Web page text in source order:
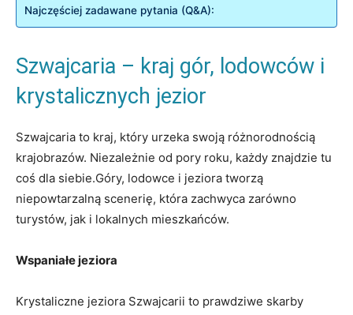
Najczęściej zadawane pytania (Q&A):
Szwajcaria – kraj gór, lodowców i
krystalicznych jezior
Szwajcaria to kraj, który urzeka swoją różnorodnością
krajobrazów. Niezależnie od pory roku, każdy znajdzie tu
coś dla siebie.Góry, lodowce i jeziora tworzą
niepowtarzalną scenerię, która zachwyca zarówno
turystów, jak i lokalnych mieszkańców.
Wspaniałe jeziora
Krystaliczne jeziora Szwajcarii to prawdziwe skarby